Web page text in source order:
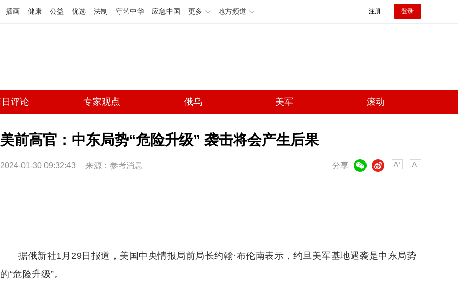
插画 健康 公益 优选 法制 守艺中华 应急中国 更多 地方频道 注册 登录
评论 专家观点 俄乌 美军 滚动
美前高官：中东局势“危险升级” 袭击将会产生后果
2024-01-30 09:32:43 来源： 参考消息 分享
微博
据俄新社1月29日报道，美国中央情报局前局长约翰·布伦南表示，约旦美军基地遇袭是中东局势
的“危险升级”。